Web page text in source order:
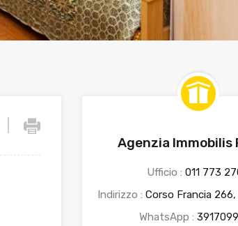
Agenzia Immobilis
Ufficio :011 773
Indirizzo : Corso Francia 266,
WhatsApp :